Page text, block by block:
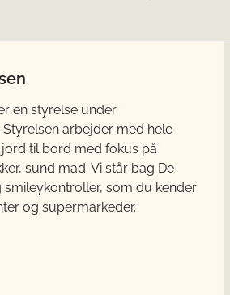
en styrelse under
arbejder med hele
til bord med fokus på
sund mad. Vi står bag De
smileykontroller, som du kender
og supermarkeder.